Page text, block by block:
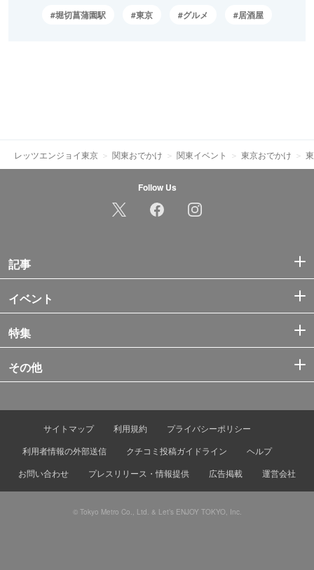
堀切菖蒲園駅 東京 グルメ 居酒屋
レッツエンジョイ東京 関東おでかけ 関東イベント 東京おでかけ
Follow Us
記事
イベント
特集
その他
サイトマップ 利用規約
プライバシーポリシー
利用者情報の外部送信
クチコミ投稿ガイドライン
ヘルプ
お問い合わせ
プレスリリース・情報提供 広告掲載 運営会社
© Tokyo Metro Co., Ltd. & Let’s ENJOY TOKYO, Inc.